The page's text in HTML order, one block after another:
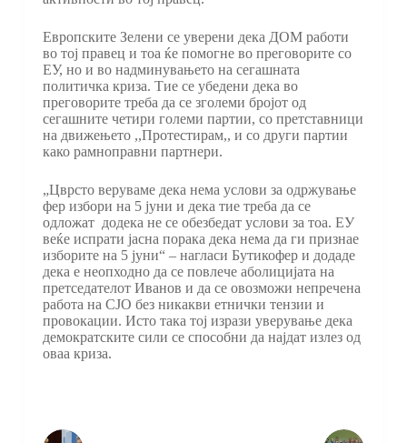
Европските Зелени се уверени дека ДОМ работи
во тој правец и тоа ќе помогне во преговорите со
ЕУ, но и во надминувањето на сегашната
политичка криза. Тие се убедени дека во
преговорите треба да се зголеми бројот од
сегашните четири големи партии, со претставници
на движењето ,,Протестирам,, и со други партии
како рамноправни партнери.
„Цврсто веруваме дека нема услови за одржување
фер избори на 5 јуни и дека тие треба да се
одложат додека не се обезбедат услови за тоа. ЕУ
веќе испрати јасна порака дека нема да ги признае
изборите на 5 јуни“ – нагласи Бутикофер и додаде
дека е неопходно да се повлече аболицијата на
претседателот Иванов и да се овозможи непречена
работа на СЈО без никакви етнички тензии и
провокации. Исто така тој изрази уверување дека
демократските сили се способни да најдат излез од
оваа криза.